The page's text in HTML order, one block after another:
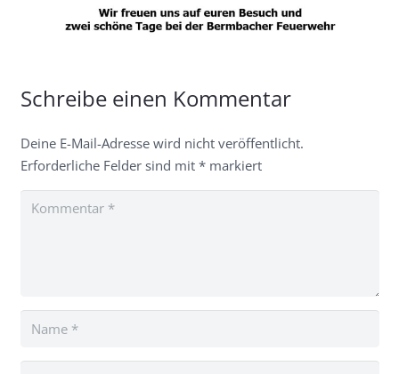
Schreibe einen Kommentar
Deine E-Mail-Adresse wird nicht veröffentlicht.
Erforderliche Felder sind mit *markiert